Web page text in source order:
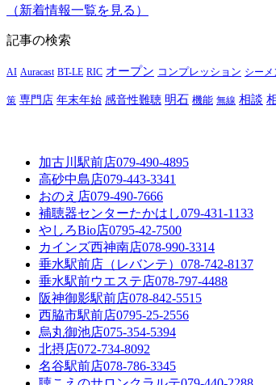
（新着情報一覧を見る）
記事の検索
AI Auracast BT-LE RIC オープン コンプレッション シーメ
策 専門店 年末年始 感音性難聴 明石 機能 無線 相談
加古川駅前店079-490-4895
高砂中島店079-443-3341
おのえ店079-490-7666
補聴器センターたかはし079-431-1133
やしろBio店0795-42-7500
カインズ西神南店078-990-3314
垂水駅前店（レバンテ） 078-742-8137
垂水駅前ウエステ店078-797-4488
阪神御影駅前店078-842-5515
西脇市駅前店0795-25-2556
烏丸御池店075-354-5394
北摂店072-734-8092
名谷駅前店078-786-3345